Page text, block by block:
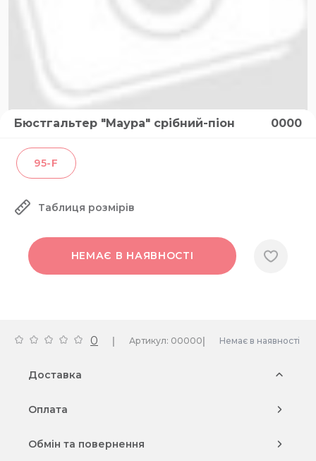
Бюстгальтер "Маура" срібний-піон 0000
95-F
Таблиця розмірів
НЕМАЄ В НАЯВНОСТІ
0 | Артикул: 00000| Немає в наявності
Доставка
Оплата
Обмін та повернення